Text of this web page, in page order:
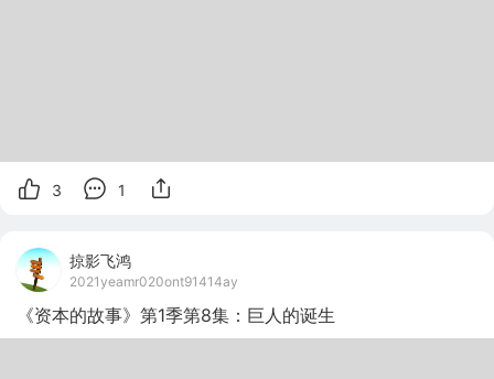
3 1
掠影飞鸿
2021yeamr020ont91414ay
《资本的故事》第1季第8集：巨人的诞生